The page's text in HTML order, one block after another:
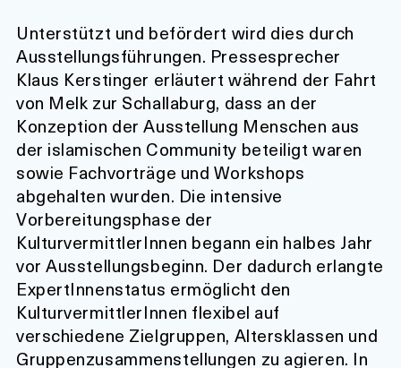
Unterstützt und befördert wird dies durch
Ausstellungsführungen. Pressesprecher
Klaus Kerstinger erläutert während der Fahrt
von Melk zur Schallaburg, dass an der
Konzeption der Ausstellung Menschen aus
der islamischen Community beteiligt waren
sowie Fachvorträge und Workshops
abgehalten wurden. Die intensive
Vorbereitungsphase der
KulturvermittlerInnen begann ein halbes Jahr
vor Ausstellungsbeginn. Der dadurch erlangte
ExpertInnenstatus ermöglicht den
KulturvermittlerInnen flexibel auf
verschiedene Zielgruppen, Altersklassen und
Gruppenzusammenstellungen zu agieren. In